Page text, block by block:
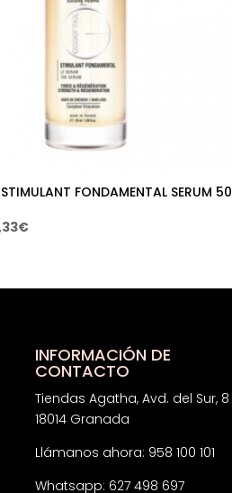
STIMULANT FONDAMENTAL SERUM 50
€El
es:
INFORMACIÓN DE
CONTACTO
Tiendas Agatha, Avd. del Sur, 8
18014 Granada
Llámanos ahora: 958 100 101
Whatsapp: 627 498 697